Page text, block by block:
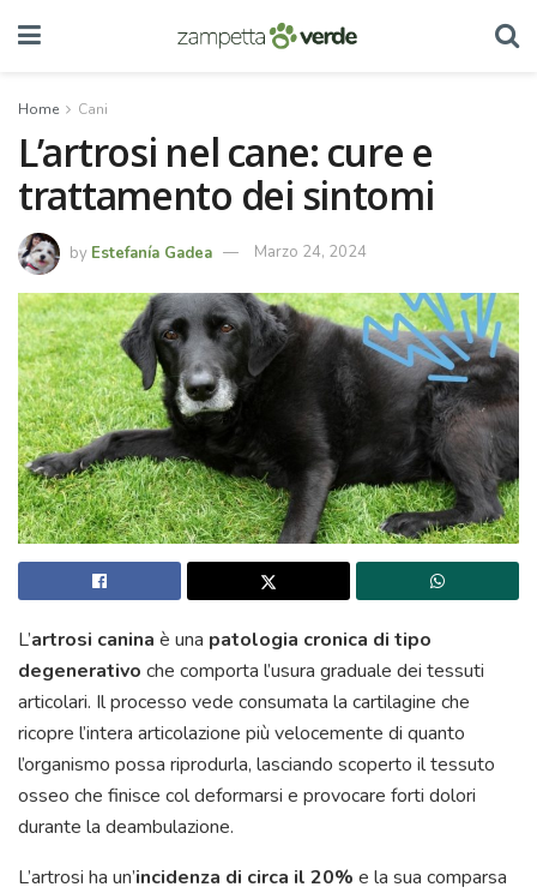
Home Cani
L’artrosi nel cane: cure e
trattamento dei sintomi
by Estefanía Gadea Marzo 24, 2024
L’artrosi canina è una patologia cronica di tipo
degenerativo che comporta l’usura graduale dei tessuti
articolari. Il processo vede consumata la cartilagine che
ricopre l’intera articolazione più velocemente di quanto
l’organismo possa riprodurla, lasciando scoperto il tessuto
osseo che finisce col deformarsi e provocare forti dolori
durante la deambulazione.
L’artrosi ha un’incidenza di circa il 20% e la sua comparsa